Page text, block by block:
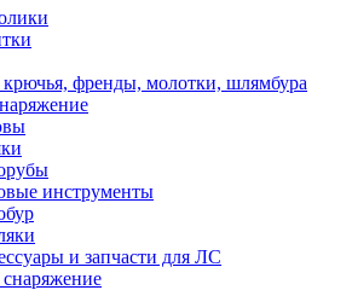
френды, молотки, шлямбура
инструменты
и запчасти для ЛС